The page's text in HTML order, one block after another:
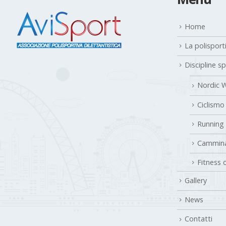
Home
La
Discipline
Nordic
Running
Fitness
Gallery
News
Contatti